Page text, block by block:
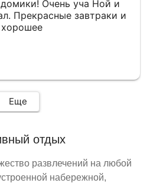
— здесь делают
этом порадовал
что в
Очень уча Ной и
Прекрасные завтраки и
хорошее
Еще
отдых
развлечений на любой
набережной,